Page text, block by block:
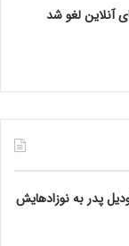
آنلاین لغو شد
پدر به نوزادهایش